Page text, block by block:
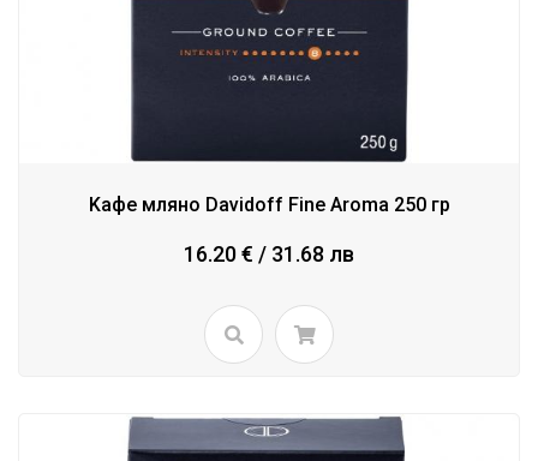
Kафе мляно Davidoff Fine Aroma 250 гр
16.20 € / 31.68 лв